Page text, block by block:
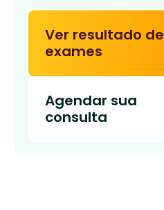
Ver resultado de
exames
Agendar sua
consulta